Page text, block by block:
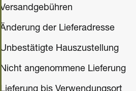
Versandgebühren
Änderung der Lieferadresse
Unbestätigte Hauszustellung
Nicht angenommene Lieferung
Lieferung bis Verwendungsort